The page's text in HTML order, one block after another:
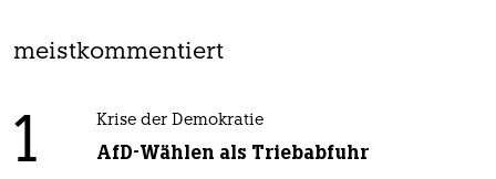
meistkommentiert
1 Krise der Demokratie
AfD-Wählen als Triebabfuhr